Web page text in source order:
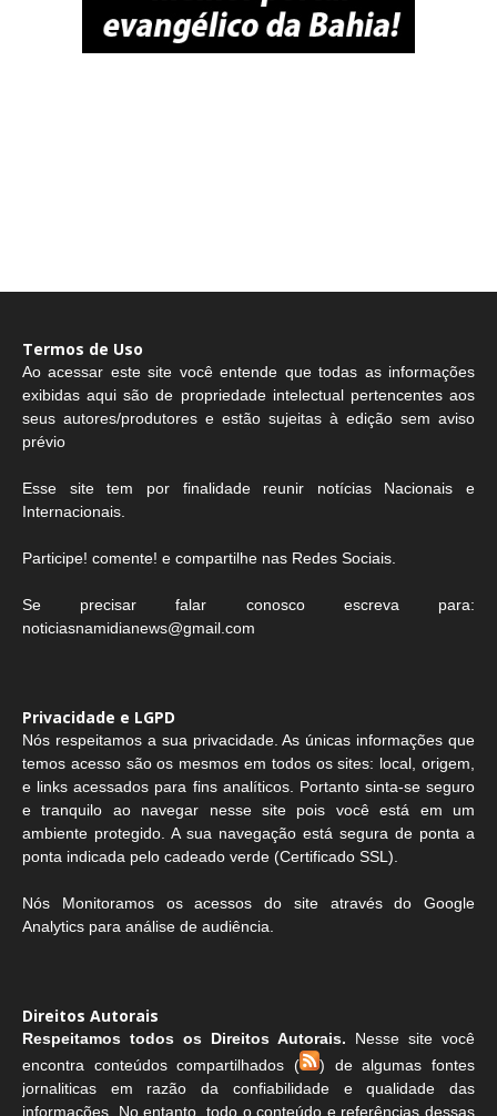
Termos de Uso
Ao acessar este site você entende que todas as informações
exibidas aqui são de propriedade intelectual pertencentes aos
seus autores/produtores e estão sujeitas à edição sem aviso
prévio
Esse site tem por finalidade reunir notícias Nacionais e
Internacionais.
Participe! comente! e compartilhe nas Redes Sociais.
Se precisar falar conosco escreva para:
noticiasnamidianews@gmail.com
Privacidade e LGPD
Nós respeitamos a sua privacidade. As únicas informações que
temos acesso são os mesmos em todos os sites: local, origem,
e links acessados para fins analíticos. Portanto sinta-se seguro
e tranquilo ao navegar nesse site pois você está em um
ambiente protegido. A sua navegação está segura de ponta a
ponta indicada pelo cadeado verde (Certificado SSL).
Nós Monitoramos os acessos do site através do Google
Analytics para análise de audiência.
Direitos Autorais
Respeitamos todos os Direitos Autorais. Nesse site você
encontra conteúdos compartilhados (
) de algumas fontes
jornaliticas em razão da confiabilidade e qualidade das
informações. No entanto, todo o conteúdo e referências dessas